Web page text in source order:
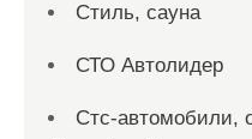
Стиль, сауна
СТО Автолидер
Стс-автомобили,